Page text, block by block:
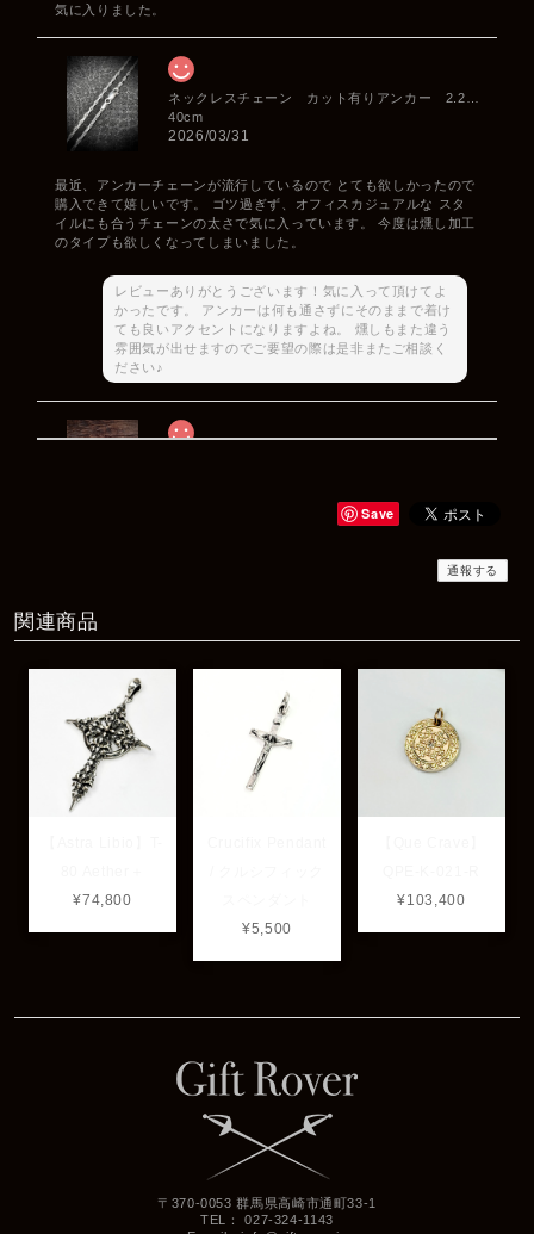
気に入りました。
40cm
2026/03/31
最近、アンカーチェーンが流行しているので とても欲しかったので
購入できて嬉しいです。 ゴツ過ぎず、オフィスカジュアルな スタ
イルにも合うチェーンの太さで気に入っています。 今度は燻し加工
のタイプも欲しくなってしまいました。
レビューありがとうございます！気に入って頂けてよ
かったです。 アンカーは何も通さずにそのままで着け
ても良いアクセントになりますよね。 燻しもまた違う
雰囲気が出せますのでご要望の際は是非またご相談く
ださい♪
Save
通報する
関連商品
¥74,800
¥5,500
¥103,400
〒370-0053 群馬県高崎市通町33-1
TEL： 027-324-1143